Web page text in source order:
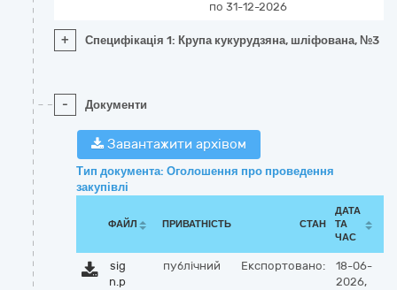
по 31-12-2026
+ Специфікація 1: Крупа кукурудзяна, шліфована, №3
- Документи
Завантажити архівом
Тип документа: Оголошення про проведення
закупівлі
ФАЙЛ ПРИВАТНІСТЬ СТАН
ДАТА
ТА
ЧАС
sig
n.p
публічний Експортовано:
18-06-
2026,